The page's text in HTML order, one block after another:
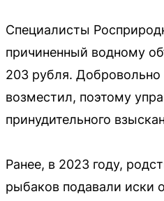
Специалисты
причиненный водному
203 рубля.
возместил, поэтому
принудительного
Ранее, в 2023 году,
рыбаков подавали иски